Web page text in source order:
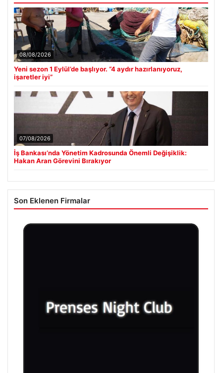
08/08/2026
Yeni sezon 1 Eylül’de başlıyor. “4 aydır hazırlanıyoruz,
işaretler iyi”
07/08/2026
İş Bankası’nda Yönetim Kadrosunda Önemli Değişiklik:
Hakan Aran Görevini Bırakıyor
Son Eklenen Firmalar